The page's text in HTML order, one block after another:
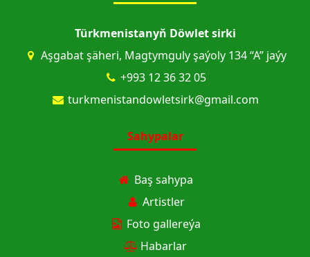
Türkmenistanyň Döwlet sirki
Aşgabat şäheri, Magtymguly şaýoly 134 “A” jaýy
+993 12 36 32 05
turkmenistandowletsirk@gmail.com
Sahypalar
Baş sahypa
Artistler
Foto gallereýa
Habarlar